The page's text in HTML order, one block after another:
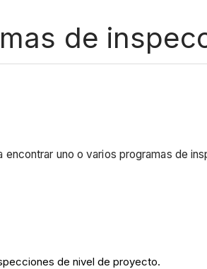
de
uno o varios programas de
de nivel de proyecto.